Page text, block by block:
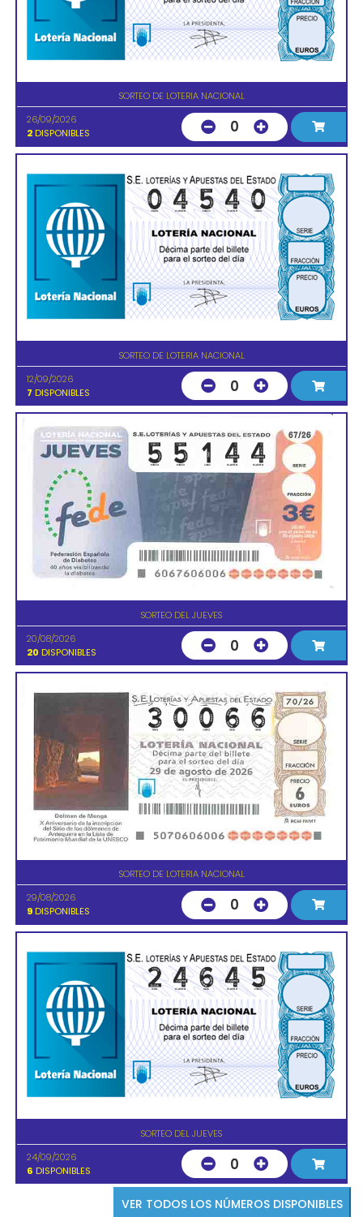
SORTEO DE LOTERIA NACIONAL
26/09/2026
2 DISPONIBLES 0
SORTEO DE LOTERIA NACIONAL
12/09/2026
7 DISPONIBLES 0
SORTEO DEL JUEVES
20/08/2026
20 DISPONIBLES 0
SORTEO DE LOTERIA NACIONAL
29/08/2026
9 DISPONIBLES 0
SORTEO DEL JUEVES
24/09/2026
6 DISPONIBLES 0
VER TODOS LOS NÚMEROS DISPONIBLES